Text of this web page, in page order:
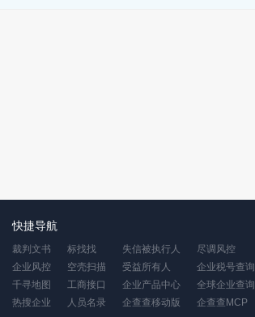
快捷导航
裁判文书
企业风控
千寻地图
热搜企业
标找找
空壳扫描
工商接口
人员名录
失信被执行人
受益所有人
企业产品中心
企查查移动版
尽调风控
企业税号查询
全球企业查询
企查查MCP